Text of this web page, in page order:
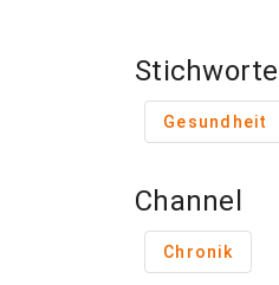
Stichworte
Gesundheit
Channel
Chronik